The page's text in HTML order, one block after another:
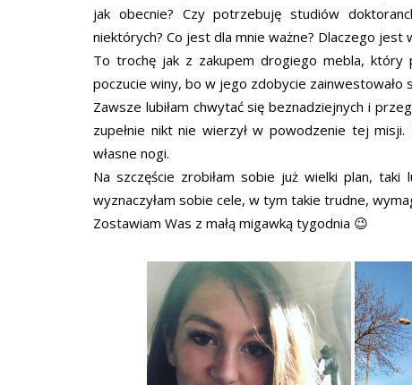
jak obecnie? Czy potrzebuję studiów
niektórych? Co jest dla mnie ważne? Dlaczego jest
To trochę jak z zakupem drogiego mebla,
poczucie winy, bo w jego zdobycie zainwestowało
Zawsze lubiłam chwytać się beznadziejnych i
zupełnie nikt nie wierzył w powodzenie tej
własne nogi.
Na szczęście zrobiłam sobie już wielki plan, taki
wyznaczyłam sobie cele, w tym takie trudne,
Zostawiam Was z małą migawką tygodnia 😉